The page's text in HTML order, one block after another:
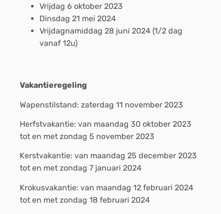
Vrijdag 6 oktober 2023
Dinsdag 21 mei 2024
Vrijdagnamiddag 28 juni 2024 (1/2 dag
vanaf 12u)
Vakantieregeling
Wapenstilstand: zaterdag 11 november 2023
Herfstvakantie: van maandag 30 oktober 2023
tot en met zondag 5 november 2023
Kerstvakantie: van maandag 25 december 2023
tot en met zondag 7 januari 2024
Krokusvakantie: van maandag 12 februari 2024
tot en met zondag 18 februari 2024